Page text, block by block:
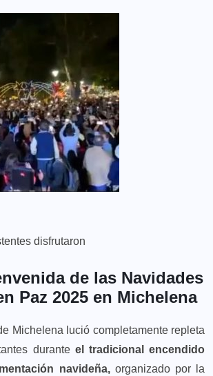
disfrutaron
de las Navidades
Paz 2025 en Michelena
Michelena lució completamente repleta
durante el tradicional encendido
navideña,organizado por la